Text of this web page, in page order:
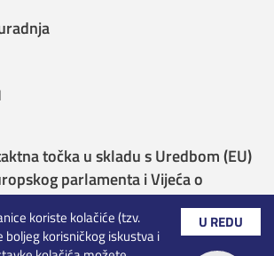
koriste kolačiće (tzv.
boljeg korisničkog iskustva i
U REDU
točka u skladu s Uredbom (EU)
parlamenta i Vijeća o
ciljanju u političkom oglašavanju
Uredbi o umjetnoj